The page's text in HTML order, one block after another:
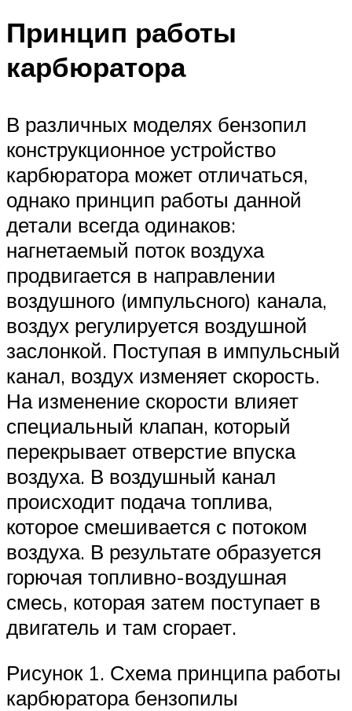
Принцип работы
карбюратора
В различных моделях бензопил
конструкционное устройство
карбюратора может отличаться,
однако принцип работы данной
детали всегда одинаков:
нагнетаемый поток воздуха
продвигается в направлении
воздушного (импульсного) канала,
воздух регулируется воздушной
заслонкой. Поступая в импульсный
канал, воздух изменяет скорость.
На изменение скорости влияет
специальный клапан, который
перекрывает отверстие впуска
воздуха. В воздушный канал
происходит подача топлива,
которое смешивается с потоком
воздуха. В результате образуется
горючая топливно-воздушная
смесь, которая затем поступает в
двигатель и там сгорает.
Рисунок 1. Схема принципа работы
карбюратора бензопилы